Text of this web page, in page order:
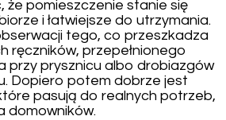
że pomieszczenie stanie się
i łatwiejsze do utrzymania.
tego, co przeszkadza
ręczników, przepełnionego
przy prysznicu albo drobiazgów
Dopiero potem dobrze jest
pasują do realnych potrzeb,
domowników.